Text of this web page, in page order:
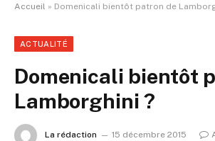
Accueil » Domenicali bientôt patron de
ACTUALITÉ
Domenicali bientôt
Lamborghini ?
La rédaction 15 décembre 2015